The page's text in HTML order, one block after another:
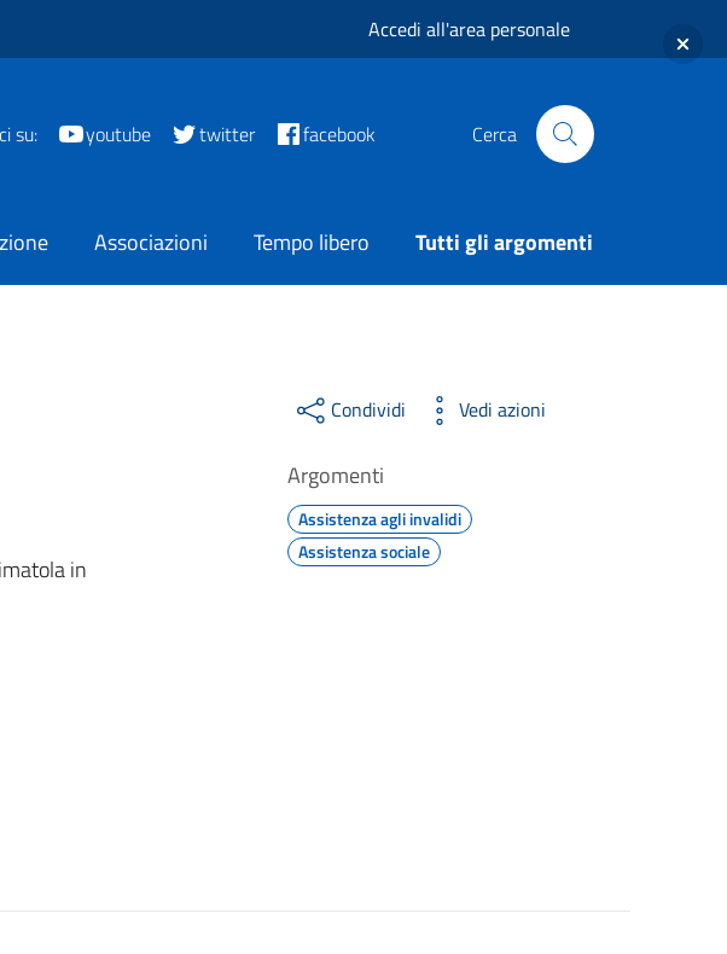
Accedi all'area personale
su: youtube twitter facebook Cerca
Associazioni Tempo libero Tutti gli argomenti
in
Condividi Vedi azioni
Argomenti
Assistenza agli invalidi
Assistenza sociale